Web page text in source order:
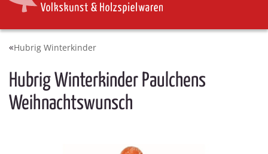
Hubrig Winterkinder
Hubrig Winterkinder Paulchens
Weihnachtswunsch